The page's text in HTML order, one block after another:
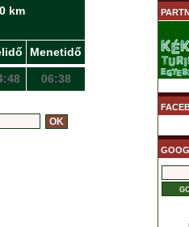
km
Menetidő
06:38